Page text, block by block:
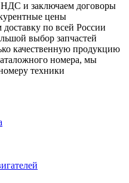
НДС и заключаем договоры
цены
по всей России
выбор запчастей
качественную продукцию
номера, мы
техники